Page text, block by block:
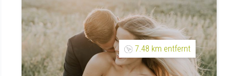
7.48 km entfernt